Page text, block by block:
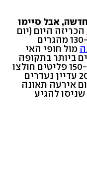
אבל סיימו
הכריזה היום (יום
ה') על יום אבל לאומי לזכר יותר מ-130 מהגרים
מול חופי האי
ביותר בתקופה
האחרונה במי הים התיכון. יותר מ-150 פליטים חולצו
על ידי הרשויות האיטלקיות וכ-200 עדיין נעדרים
אירעה תאונה
13 מהגרים שניסו להגיע